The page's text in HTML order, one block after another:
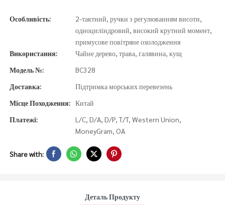
Особливість:
2-тактний, ручки з регулюванням висоти,
одноциліндровий, високий крутний момент,
примусове повітряне охолодження
Використання:
Чайне дерево, трава, галявина, кущ
Модель №:
BC328
Доставка:
Підтримка морських перевезень
Місце Походження: Китай
Платежі:
L/C, D/A, D/P, T/T, Western Union,
MoneyGram, OA
Share with:
Деталь Продукту